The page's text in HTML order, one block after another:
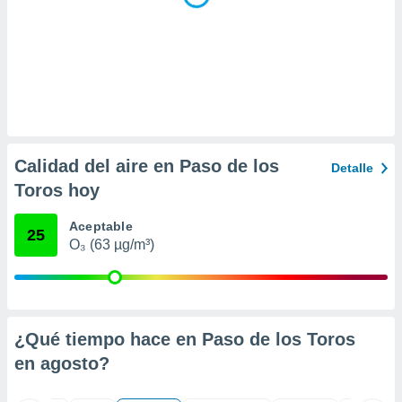
la
contenido
medir el
de la
el
de
de
de
Calidad del aire en Paso de los
Toros hoy
Detalle
25 Aceptable
O₃ (63 µg/m³)
¿Qué tiempo hace en Paso de los Toros
en agosto?